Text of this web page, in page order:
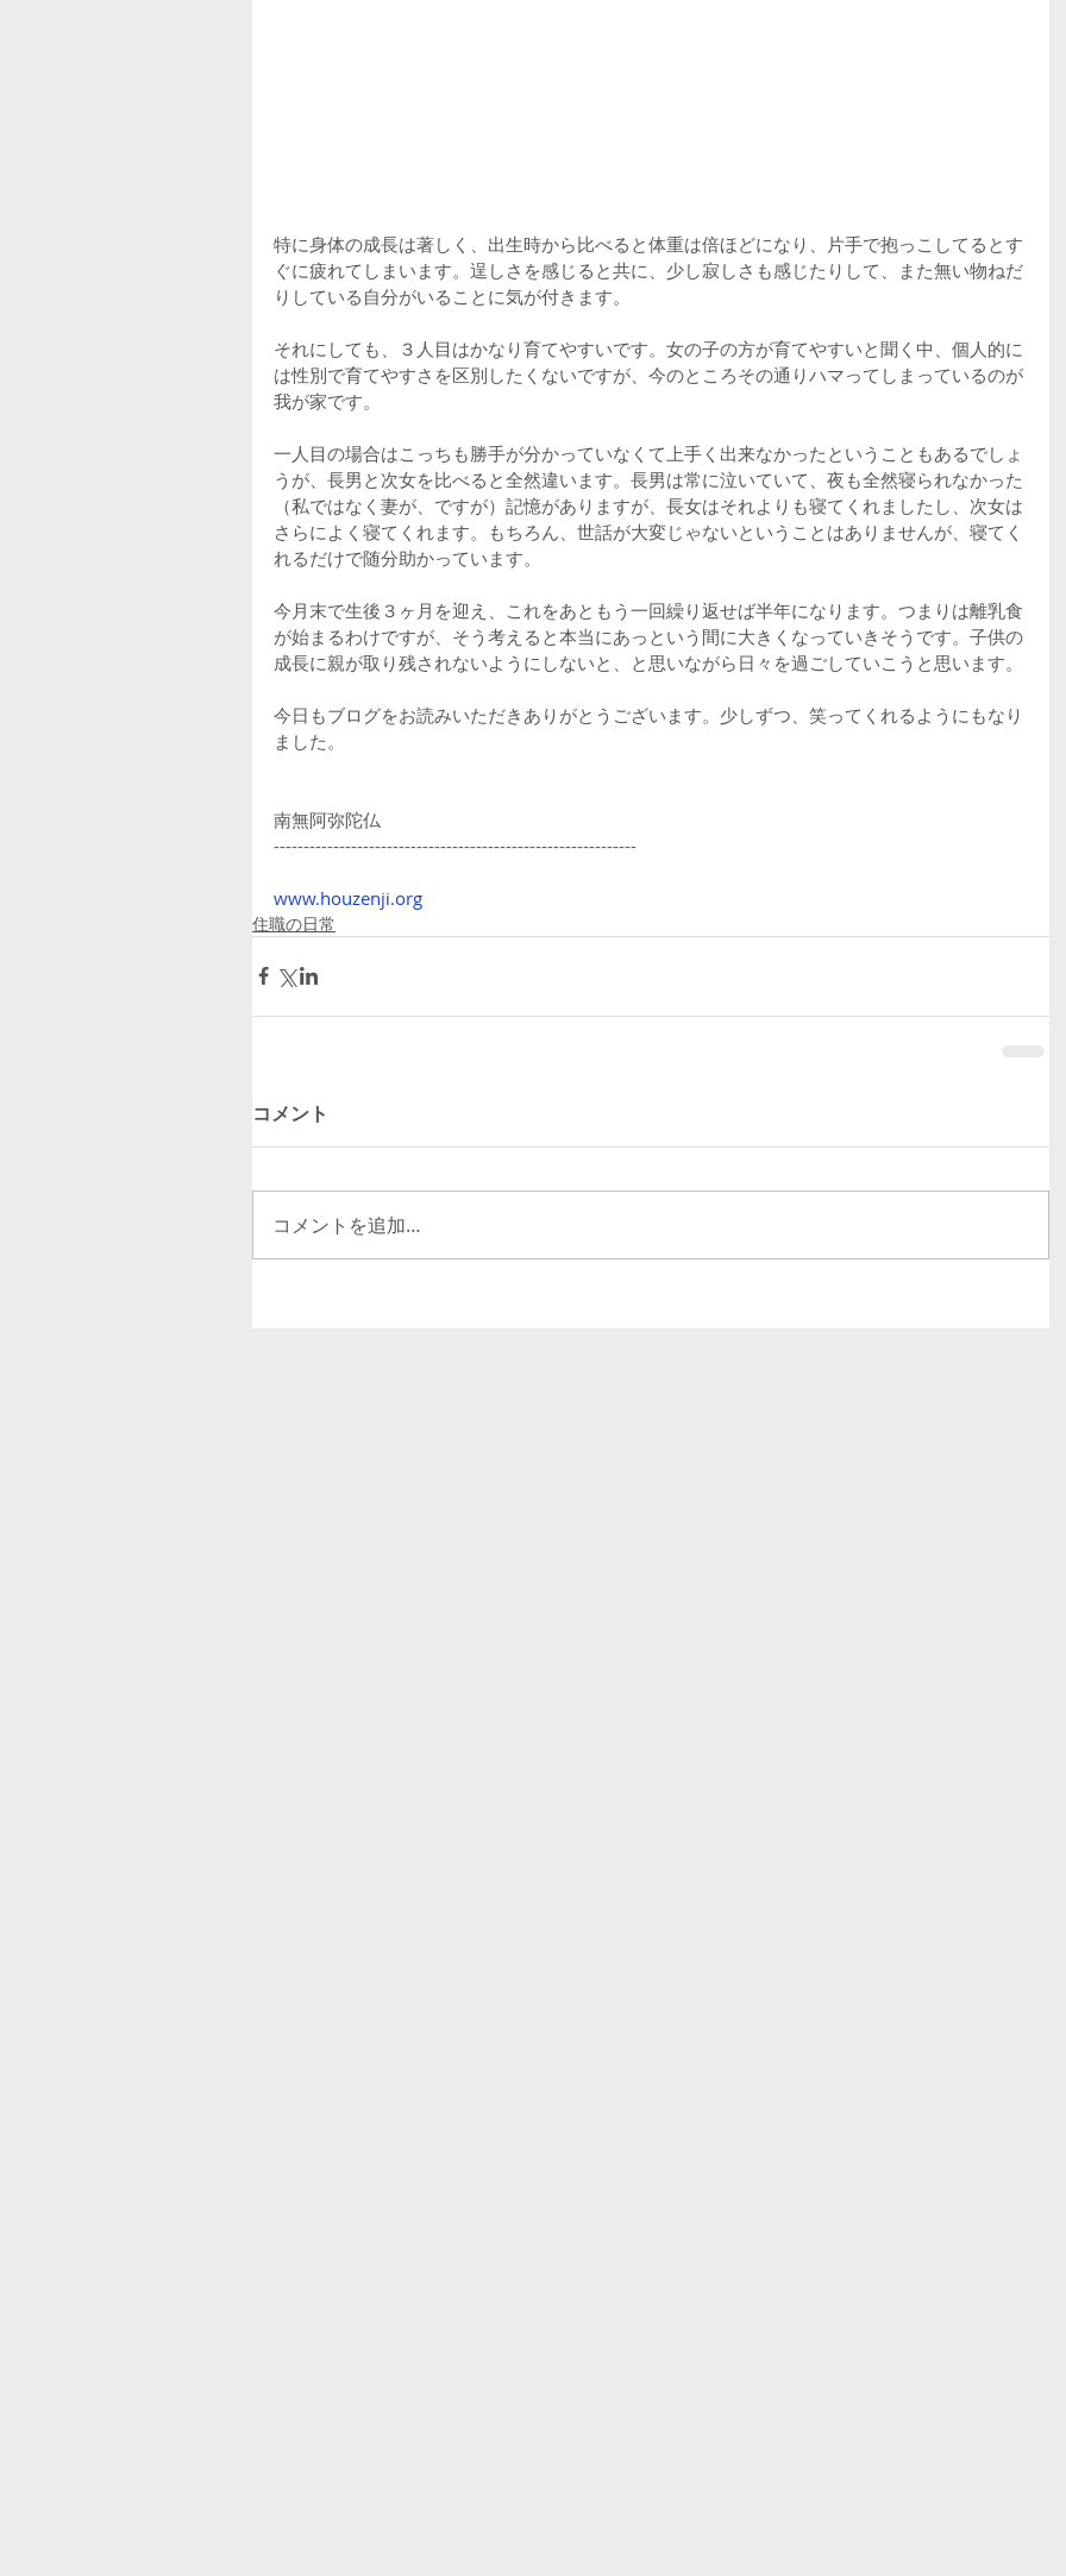
特に身体の成長は著しく、出生時から比べると体重は倍ほどになり、片手で抱っこしてるとす
ぐに疲れてしまいます。逞しさを感じると共に、少し寂しさも感じたりして、また無い物ねだ
りしている自分がいることに気が付きます。
それにしても、３人目はかなり育てやすいです。女の子の方が育てやすいと聞く中、個人的に
は性別で育てやすさを区別したくないですが、今のところその通りハマってしまっているのが
我が家です。
一人目の場合はこっちも勝手が分かっていなくて上手く出来なかったということもあるでしょ
うが、長男と次女を比べると全然違います。長男は常に泣いていて、夜も全然寝られなかった
（私ではなく妻が、ですが）記憶がありますが、長女はそれよりも寝てくれましたし、次女は
さらによく寝てくれます。もちろん、世話が大変じゃないということはありませんが、寝てく
れるだけで随分助かっています。
今月末で生後３ヶ月を迎え、これをあともう一回繰り返せば半年になります。つまりは離乳食
が始まるわけですが、そう考えると本当にあっという間に大きくなっていきそうです。子供の
成長に親が取り残されないようにしないと、と思いながら日々を過ごしていこうと思います。
今日もブログをお読みいただきありがとうございます。少しずつ、笑ってくれるようにもなり
ました。
南無阿弥陀仏
-------------------------------------------------------------
www.houzenji.org
住職の日常
コメント
コメントを追加…